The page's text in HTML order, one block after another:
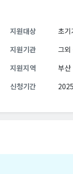
지원대상
초기
지원기관
그외
지원지역
부산
신청기간